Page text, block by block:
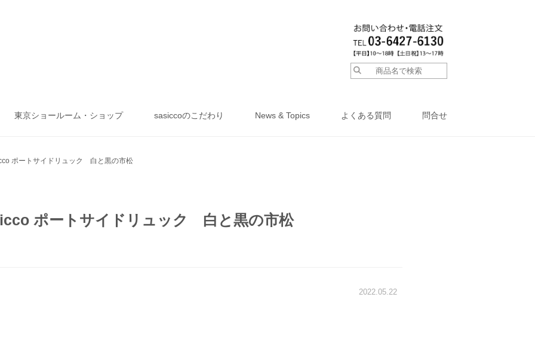
東京ショールーム・ショップ sasiccoのこだわり News & Topics よくある質問 問合せ
ポートサイドリュック 白と黒の市松
ポートサイドリュック 白と黒の市松
2022.05.22